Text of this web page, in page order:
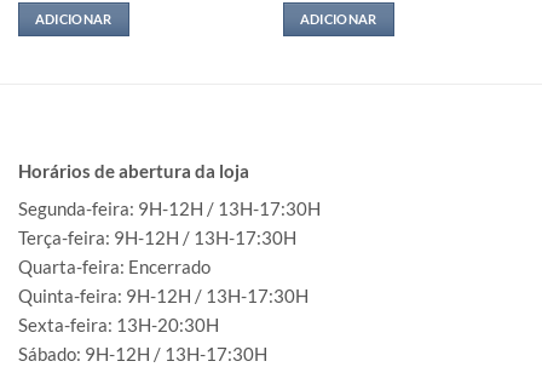
ADICIONAR ADICIONAR
Horários de abertura da loja
Segunda-feira: 9H-12H / 13H-17:30H
Terça-feira: 9H-12H / 13H-17:30H
Quarta-feira: Encerrado
Quinta-feira: 9H-12H / 13H-17:30H
Sexta-feira: 13H-20:30H
Sábado: 9H-12H / 13H-17:30H